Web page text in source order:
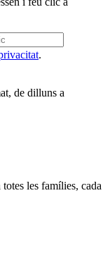
.
de dilluns a
les famílies, cada